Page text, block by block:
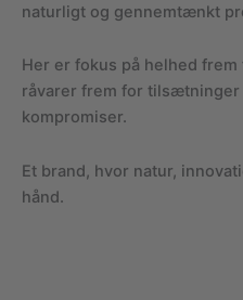
naturligt og gennemtænkt
Her er fokus på helhed
råvarer frem for tilsætninger
kompromiser.
Et brand, hvor natur,
hånd.